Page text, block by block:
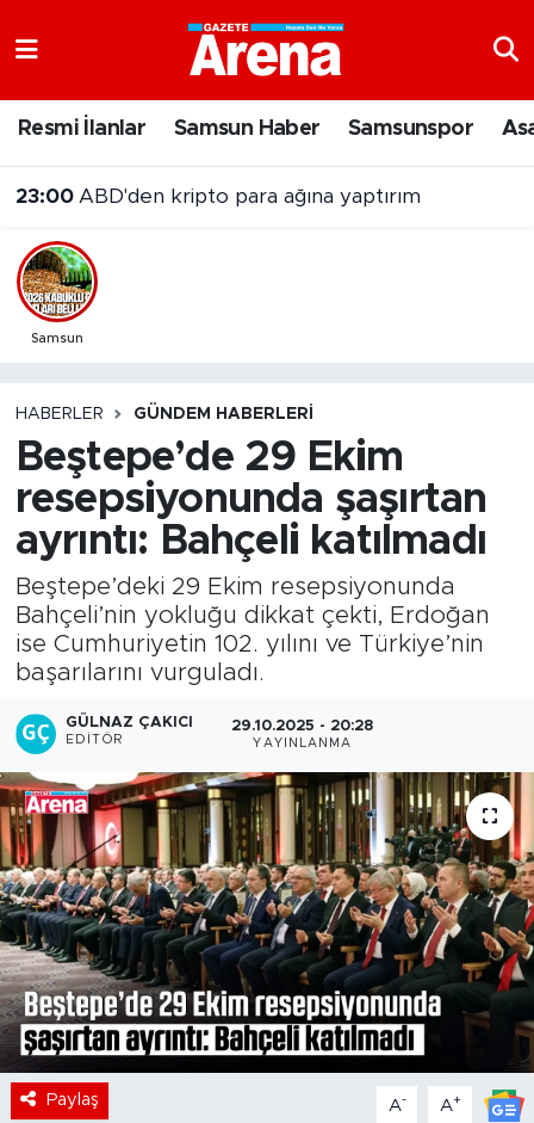
Resmi İlanlar Samsun Haber Samsunspor
23:00 ABD'den kripto para ağına yaptırım
Samsun
HABERLER GÜNDEM HABERLERI
Beştepe’de 29 Ekim
resepsiyonunda şaşırtan
ayrıntı: Bahçeli katılmadı
Beştepe’deki 29 Ekim resepsiyonunda
Bahçeli’nin yokluğu dikkat çekti, Erdoğan
ise Cumhuriyetin 102. yılını ve Türkiye’nin
başarılarını vurguladı.
GÜLNAZ ÇAKICI
EDITÖR
29.10.2025 - 20:28
YAYINLANMA
Paylaş A- A+
Samsun Namaz Vakitleri
Trafik Durumu
Süper Lig Puan Durumu ve Fikstür
Son Dakika Haberleri
Haber Arşivi